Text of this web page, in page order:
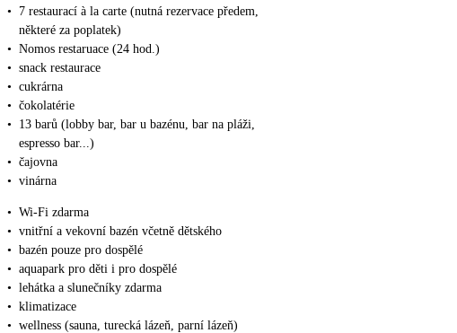
•
7 restaurací à la carte (nutná rezervace předem,
některé za poplatek)
• Nomos restaruace (24 hod.)
• snack restaurace
• cukrárna
• čokolatérie
•
13 barů (lobby bar, bar u bazénu, bar na pláži,
espresso bar...)
• čajovna
• vinárna
• Wi-Fi zdarma
• vnitřní a vekovní bazén včetně dětského
• bazén pouze pro dospělé
• aquapark pro děti i pro dospělé
• lehátka a slunečníky zdarma
• klimatizace
• wellness (sauna, turecká lázeň, parní lázeň)